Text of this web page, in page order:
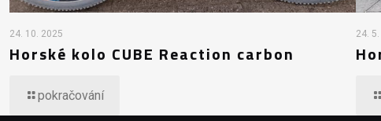
24. 10. 2025
Horské kolo CUBE Reaction carbon
pokračování
24.